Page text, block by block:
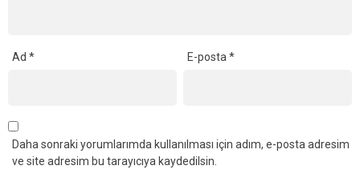
Ad * E-posta*
Daha sonraki yorumlarımda kullanılması için adım, e-posta adresim
ve site adresim bu tarayıcıya kaydedilsin.